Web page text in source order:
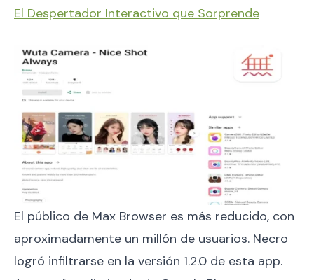
El Despertador Interactivo que Sorprende
El público de Max Browser es más reducido, con
aproximadamente un millón de usuarios. Necro
logró infiltrarse en la versión 1.2.0 de esta app.